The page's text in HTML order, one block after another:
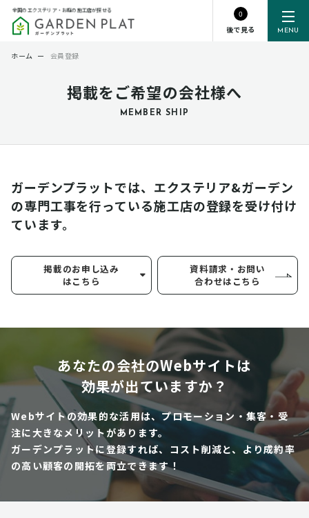
MENU
全国のエクステリア・お庭の施工店が探せる
0
後で見る
掲載をご希望の会社様へ
MEMBER SHIP
ホーム ー 会員登録
ガーデンプラットでは、エクステリア&ガーデン
の専門工事を行っている施工店の登録を受け付け
ています。
掲載のお申し込み
はこちら
資料請求・お問い
合わせはこちら
あなたの会社のWebサイトは
効果が出ていますか？
Webサイトの効果的な活用は、プロモーション・集客・受
注に大きなメリットがあります。
ガーデンプラットに登録すれば、コスト削減と、より成約率
の高い顧客の開拓を両立できます！